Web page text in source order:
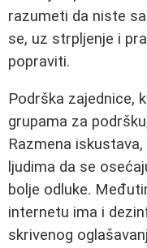
razumeti da niste
se, uz strpljenje i
popraviti.
Podrška zajednice,
grupama za
Razmena
ljudima da se
bolje odluke.
internetu ima i
skrivenog